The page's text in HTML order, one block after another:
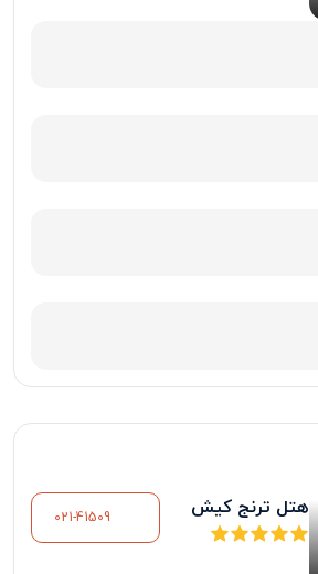
هتل ترنج کیش 021-41509